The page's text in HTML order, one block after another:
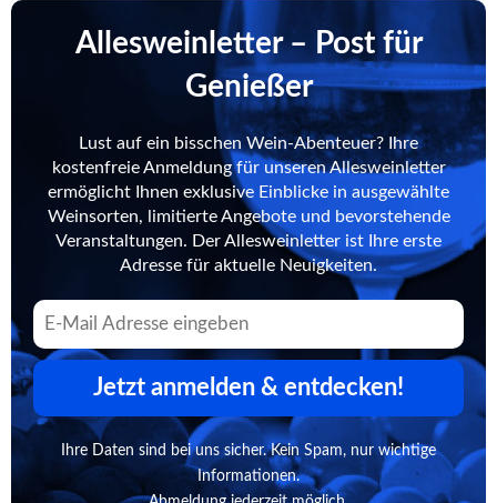
Allesweinletter – Post für
Genießer
Lust auf ein bisschen Wein-Abenteuer? Ihre
kostenfreie Anmeldung für unseren Allesweinletter
ermöglicht Ihnen exklusive Einblicke in ausgewählte
Weinsorten, limitierte Angebote und bevorstehende
Veranstaltungen. Der Allesweinletter ist Ihre erste
Adresse für aktuelle Neuigkeiten.
Jetzt anmelden & entdecken!
Ihre Daten sind bei uns sicher. Kein Spam, nur wichtige
Informationen.